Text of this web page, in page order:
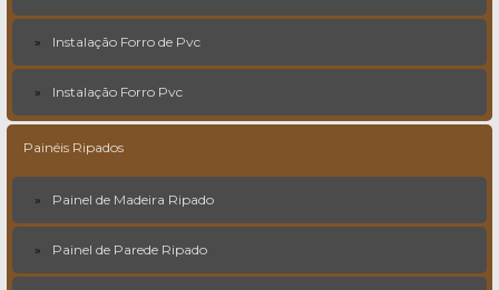
Instalação Forro de Pvc
Instalação Forro Pvc
Painéis Ripados
Painel de Madeira Ripado
Painel de Parede Ripado